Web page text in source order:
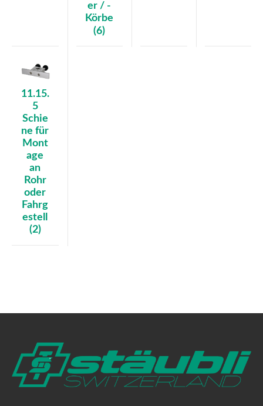
er / -
Körbe
(6)
11.15.
5
Schie
ne für
Mont
age
an
Rohr
oder
Fahrg
estell
(2)